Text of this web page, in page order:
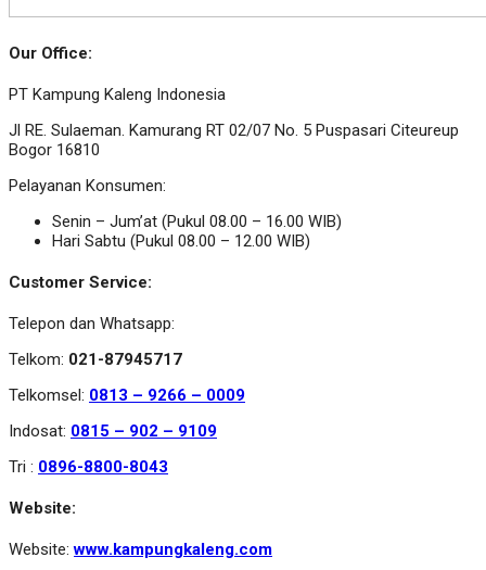
Our Office:
PT Kampung Kaleng Indonesia
Jl RE. Sulaeman. Kamurang RT 02/07 No. 5 Puspasari Citeureup
Bogor 16810
Pelayanan Konsumen:
Senin – Jum’at (Pukul 08.00 – 16.00 WIB)
Hari Sabtu (Pukul 08.00 – 12.00 WIB)
Customer Service:
Telepon dan Whatsapp:
Telkom: 021-87945717
Telkomsel: 0813 – 9266 – 0009
Indosat: 0815 – 902 – 9109
Tri : 0896-8800-8043
Website:
Website:www.kampungkaleng.com